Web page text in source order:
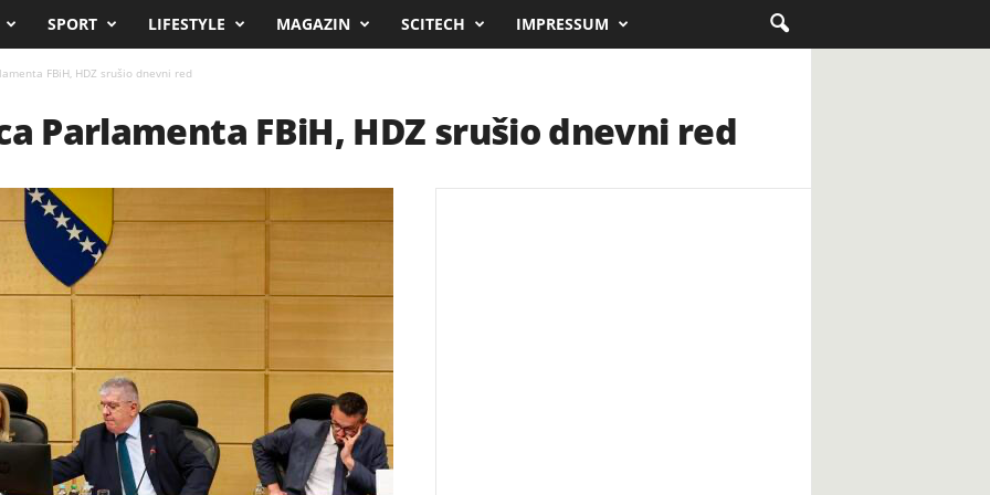
SPORT LIFESTYLE MAGAZIN SCITECH IMPRESSUM
FBiH, HDZ srušio dnevni red
Parlamenta FBiH, HDZ srušio dnevni red